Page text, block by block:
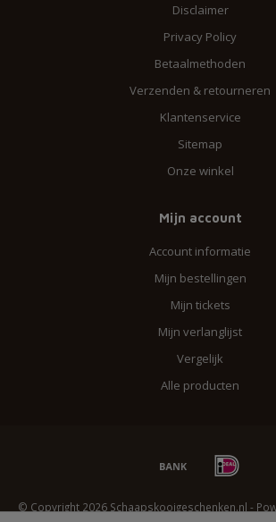
Disclaimer
Privacy Policy
Betaalmethoden
Verzenden & retourneren
Klantenservice
Sitemap
Onze winkel
Mijn account
Account informatie
Mijn bestellingen
Mijn tickets
Mijn verlanglijst
Vergelijk
Alle producten
© Copyright 2026 Schaapskooigeschenken.nl -